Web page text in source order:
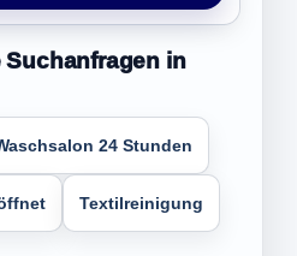
Suchanfragen in
24 Stunden
Textilreinigung